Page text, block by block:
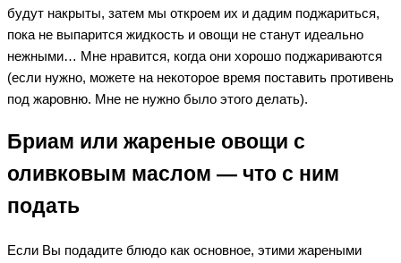
будут накрыты, затем мы откроем их и дадим поджариться,
пока не выпарится жидкость и овощи не станут идеально
нежными… Мне нравится, когда они хорошо поджариваются
(если нужно, можете на некоторое время поставить противень
под жаровню. Мне не нужно было этого делать).
Бриам или жареные овощи с
оливковым маслом — что с ним
подать
Если Вы подадите блюдо как основное, этими жареными